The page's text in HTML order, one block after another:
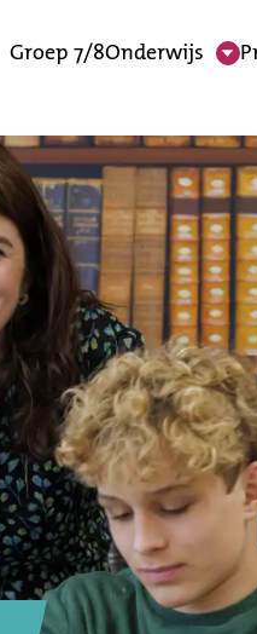
Groep 7/8Onderwijs